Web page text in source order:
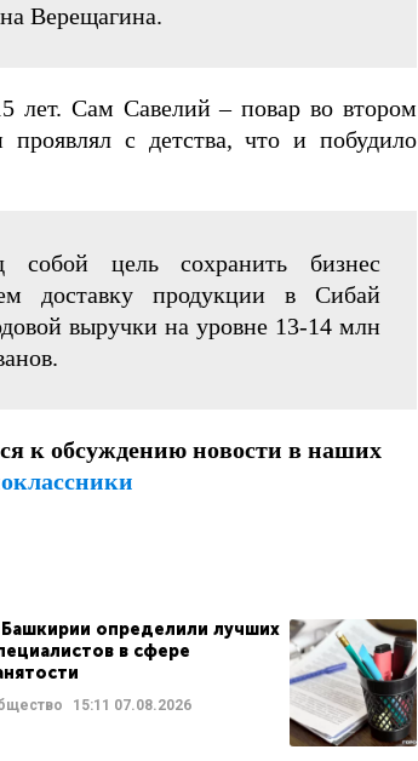
Верещагина.
лет. Сам Савелий – повар во втором
с детства, что и побудило
цель сохранить бизнес
доставку продукции в Сибай
выручки на уровне 13-14 млн
к обсуждению новости в наших
Башкирии определили лучших
в сфере
15:11 07.08.2026